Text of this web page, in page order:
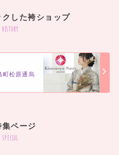
した袴ショップ
history
町松原通烏
集ページ
special